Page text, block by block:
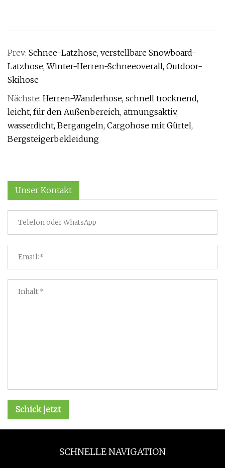
Prev: Schnee-Latzhose, verstellbare Snowboard-
Latzhose, Winter-Herren-Schneeoverall, Outdoor-
Skihose
Nächste: Herren-Wanderhose, schnell trocknend,
leicht, für den Außenbereich, atmungsaktiv,
wasserdicht, Bergangeln, Cargohose mit Gürtel,
Bergsteigerbekleidung
Unser Kontakt
Schick jetzt
SCHNELLE NAVIGATION